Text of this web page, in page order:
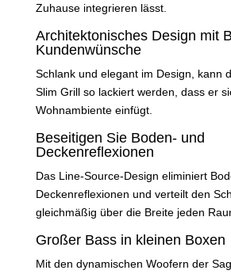
Zuhause integrieren lässt.
Architektonisches Design mit
Kundenwünsche
Schlank und elegant im Design, kann
Slim Grill so lackiert werden, dass er
Wohnambiente einfügt.
Beseitigen Sie Boden- und
Deckenreflexionen
Das Line-Source-Design eliminiert
Deckenreflexionen und verteilt den
gleichmäßig über die Breite jeden
Großer Bass in kleinen Boxen
Mit den dynamischen Woofern der